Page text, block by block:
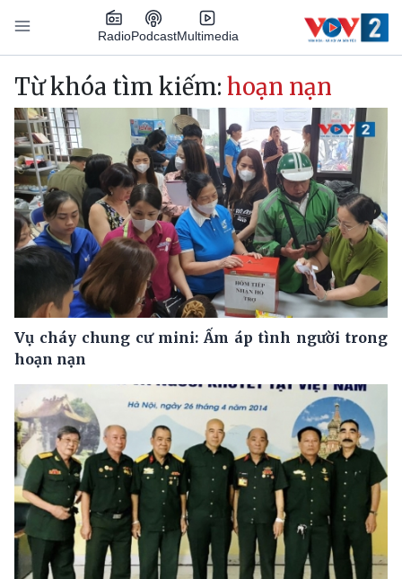
Nhảy đến nội dung
RadioPodcastMultimedia
Main navigation
Từ khóa tìm kiếm: hoạn nạn
Vụ cháy chung cư mini: Ấm áp tình người trong
hoạn nạn